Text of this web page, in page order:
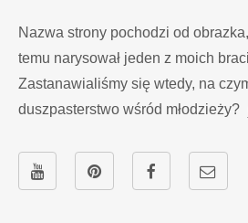
Nazwa strony pochodzi od
temu narysował jeden z moich
Zastanawialiśmy się wtedy, na
duszpasterstwo wśród młodzieży?